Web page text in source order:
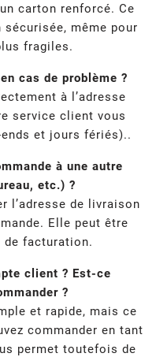
carton renforcé. Ce
même pour
fragiles.
cas de problème ?
à l’adresse
service client vous
et jours fériés)..
à une autre
etc.) ?
l’adresse de livraison
Elle peut être
de facturation.
client ? Est-ce
?
et rapide, mais ce
commander en tant
permet toutefois de